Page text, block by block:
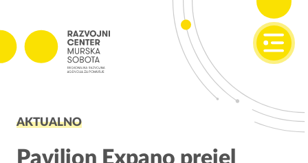
Projekti v izvajanju
Zaključeni projekti
AKTUALNO
Paviljon Expano prejel